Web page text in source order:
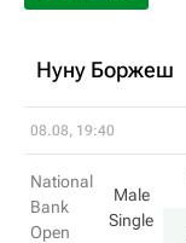
Нуну Боржеш
08.08, 19:40
National
Bank
Open
Male
Single